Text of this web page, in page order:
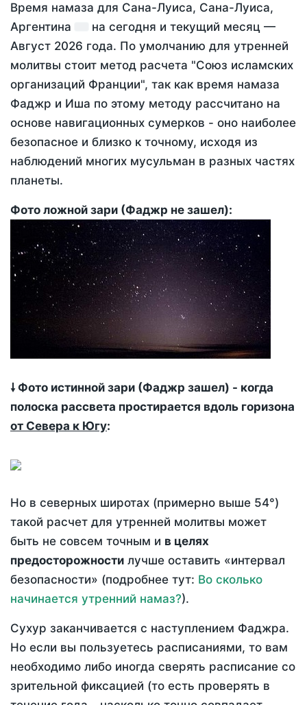
Время намаза для Сана-Луиса, Сана-Луиса,
Аргентина
на сегодня и текущий месяц —
Август 2026 года. По умолчанию для утренней
молитвы стоит метод расчета "Союз исламских
организаций Франции", так как время намаза
Фаджр и Иша по этому методу рассчитано на
основе навигационных сумерков - оно наиболее
безопасное и близко к точному, исходя из
наблюдений многих мусульман в разных частях
планеты.
Фото ложной зари (Фаджр не зашел):
🠗 Фото истинной зари (Фаджр зашел) - когда
полоска рассвета простирается вдоль горизона
от Севера к Югу:
Но в северных широтах (примерно выше 54°)
такой расчет для утренней молитвы может
быть не совсем точным и в целях
предосторожности лучше оставить «интервал
безопасности» (подробнее тут: Во сколько
начинается утренний намаз?).
Сухур заканчивается с наступлением Фаджра.
Но если вы пользуетесь расписаниями, то вам
необходимо либо иногда сверять расписание со
зрительной фиксацией (то есть проверять в